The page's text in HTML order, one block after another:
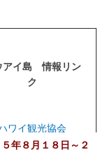
年８月１８日～２
アイ島 情報リン
ク
ワイ観光協会